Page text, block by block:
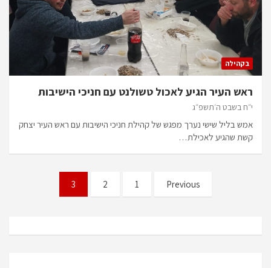
בקהילה
ראש העיר הגיע לאכול טשולנט עם חניכי הישיבות
י״ח בשבט ה׳תשפ״ג
אמש בליל שישי נערך מפגש של קהילת חניכי הישיבות עם ראש העיר יצחק
קשת שהגיע לאכילת…
pagination
Previous
1
2
3